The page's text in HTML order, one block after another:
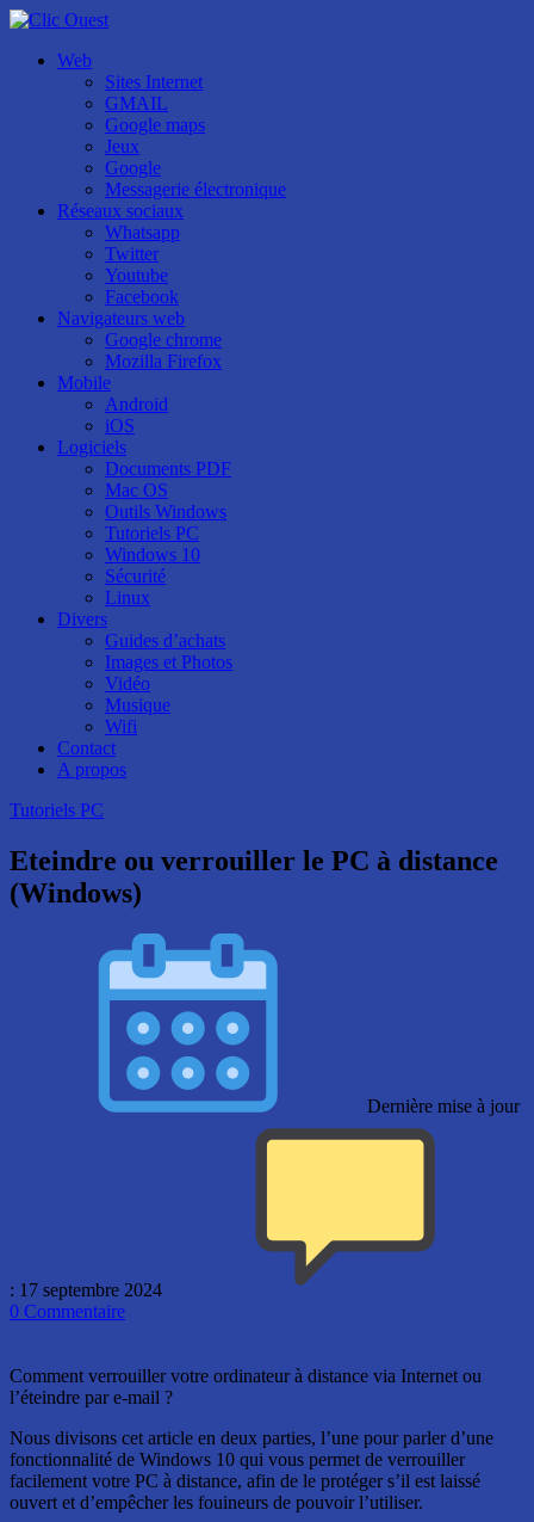
Web
Sites Internet
GMAIL
Google maps
Jeux
Google
Messagerie électronique
Réseaux sociaux
Whatsapp
Twitter
Youtube
Facebook
Navigateurs web
Google chrome
Mozilla Firefox
Mobile
Android
iOS
Logiciels
Documents PDF
Mac OS
Outils Windows
Tutoriels PC
Windows 10
Sécurité
Linux
Divers
Guides d’achats
Images et Photos
Vidéo
Musique
Wifi
Contact
A propos
Tutoriels PC
Eteindre ou verrouiller le PC à distance
(Windows)
Dernière mise à jour
: 17 septembre 2024
0 Commentaire
Comment verrouiller votre ordinateur à distance via Internet ou
l’éteindre par e-mail ?
Nous divisons cet article en deux parties, l’une pour parler d’une
fonctionnalité de Windows 10 qui vous permet de verrouiller
facilement votre PC à distance, afin de le protéger s’il est laissé
ouvert et d’empêcher les fouineurs de pouvoir l’utiliser.